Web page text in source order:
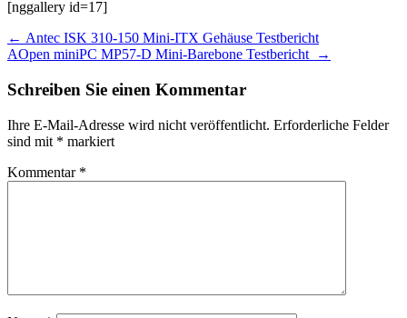
[nggallery id=17]
Beitragsnavigation
← Antec ISK 310-150 Mini-ITX Gehäuse Testbericht
AOpen miniPC MP57-D Mini-Barebone Testbericht
→
Schreiben Sie einen Kommentar
Ihre E-Mail-Adresse wird nicht veröffentlicht. Erforderliche Felder
sind mit * markiert
Kommentar *